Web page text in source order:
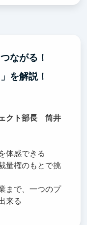
ながる！
を解説！
クト部長 筒井
体感できる
量権のもとで挑
まで、一つのプ
来る